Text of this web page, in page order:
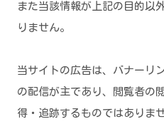
また当該情報が上記の目的以
りません。
当サイトの広告は、バナーリ
の配信が主であり、閲覧者の
得・追跡するものではありませ